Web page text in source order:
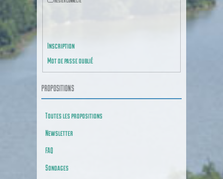
Inscription
Mot de passe oublié
PROPOSITIONS
Toutes les propositions
Newsletter
FAQ
Sondages